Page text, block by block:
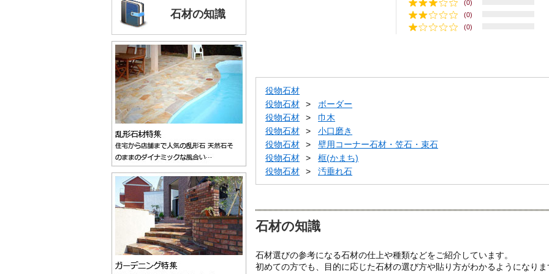
石材の知識
(0)
(0)
(0)
役物石材
役物石材
ボーダー
役物石材
巾木
役物石材
小口磨き
役物石材
壁用コーナー石材・笠石・束石
役物石材
框(かまち)
役物石材
汚垂れ石
石材の知識
石材選びの参考になる石材の仕上や種類などをご紹介しています。
初めての方でも、目的に応じた石材の選び方や貼り方がわかるようになりま